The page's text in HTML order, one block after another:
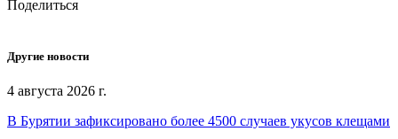
Поделиться
Другие новости
4 августа 2026 г.
В Бурятии зафиксировано более 4500 случаев укусов клещами